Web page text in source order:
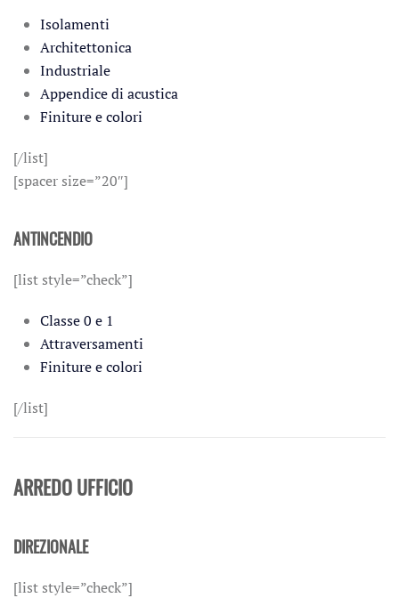
Isolamenti
Architettonica
Industriale
Appendice di acustica
Finiture e colori
[/list]
[spacer size=”20″]
ANTINCENDIO
[list style=”check”]
Classe 0 e 1
Attraversamenti
Finiture e colori
[/list]
ARREDO UFFICIO
DIREZIONALE
[list style=”check”]